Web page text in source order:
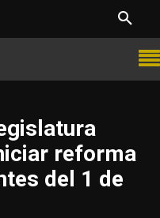
reforma
del 1 de